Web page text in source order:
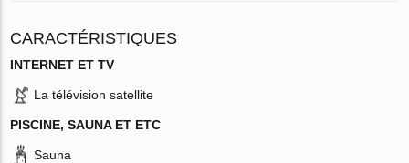
CARACTÉRISTIQUES
INTERNET ET TV
La télévision satellite
PISCINE, SAUNA ET ETC
Sauna